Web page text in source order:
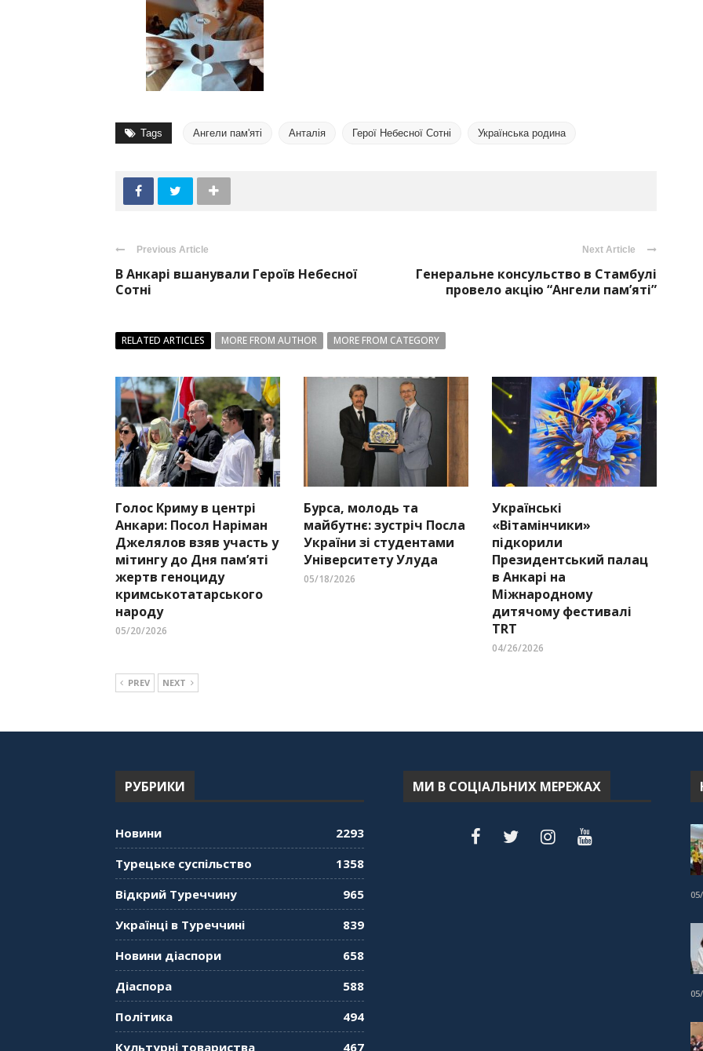
Tags Ангели пам'яті Анталія Герої Небесної Сотні Українська родина
Previous Article
В Анкарі вшанували Героїв Небесної
Сотні
Next Article
Генеральне консульство в Стамбулі
провело акцію “Ангели пам’яті”
RELATED ARTICLES MORE FROM AUTHOR MORE FROM CATEGORY
Голос Криму в центрі
Анкари: Посол Наріман
Джелялов взяв участь у
мітингу до Дня пам’яті
жертв геноциду
кримськотатарського
народу
05/20/2026
Бурса, молодь та
майбутнє: зустріч Посла
України зі студентами
Університету Улуда
05/18/2026
Українські
«Вітамінчики»
підкорили
Президентський палац
в Анкарі на
Міжнародному
дитячому фестивалі
TRT
04/26/2026
PREV NEXT
РУБРИКИ
Новини
2293
Турецьке суспільство
1358
Відкрий Туреччину
965
Українці в Туреччині
839
Новини діаспори
658
Діаспора
588
Політика
494
Культурні товариства
467
МИ В СОЦІАЛЬНИХ МЕРЕЖАХ